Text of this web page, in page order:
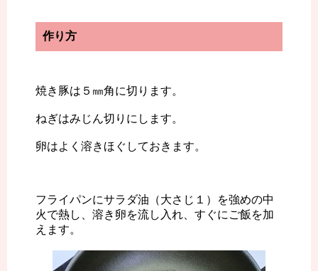
作り方
焼き豚は５㎜角に切ります。
ねぎはみじん切りにします。
卵はよく溶きほぐしておきます。
フライパンにサラダ油（大さじ１）を強めの中
火で熱し、溶き卵を流し入れ、すぐにご飯を加
えます。